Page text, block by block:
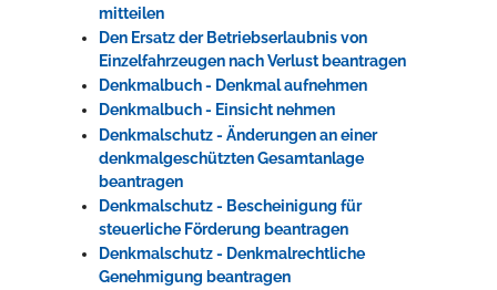
mitteilen
Den Ersatz der Betriebserlaubnis von
Einzelfahrzeugen nach Verlust beantragen
Denkmalbuch - Denkmal aufnehmen
Denkmalbuch - Einsicht nehmen
Denkmalschutz - Änderungen an einer
denkmalgeschützten Gesamtanlage
beantragen
Denkmalschutz - Bescheinigung für
steuerliche Förderung beantragen
Denkmalschutz - Denkmalrechtliche
Genehmigung beantragen